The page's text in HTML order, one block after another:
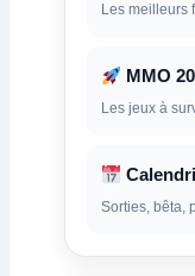
Les meilleurs
MMO
Les jeux à
Sorties, bêta,